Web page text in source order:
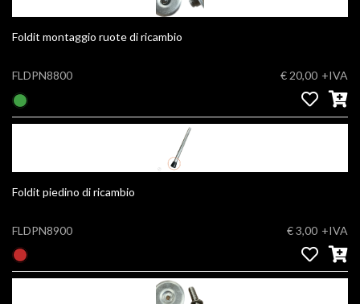
Foldit montaggio ruote di ricambio
FLDPN8800 € 20,00 +IVA
Foldit piedino di ricambio
FLDPN8900 € 3,00 +IVA